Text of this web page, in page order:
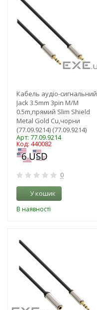
Кабель аудіо-сигнальний
Jack 3.5mm 3pin M/M
0.5m,прямий Slim Shield
Metal Gold Cu,чорни
(77.09.9214) (77.09.9214)
Арт: 77.09.9214
Код: 440082
0
У кошик
В наявності